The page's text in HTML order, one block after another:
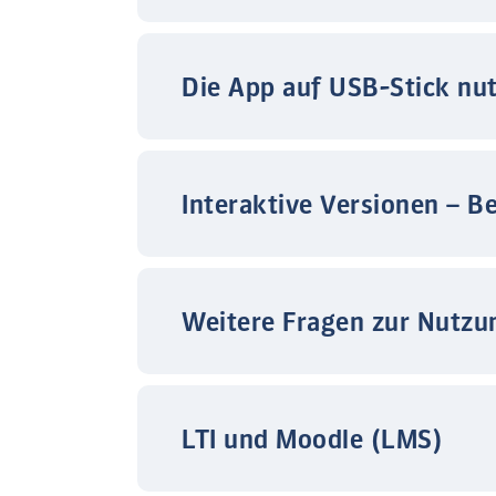
Die App auf USB-Stick
Interaktive Versionen –
Weitere Fragen zur
LTI und Moodle (LMS)